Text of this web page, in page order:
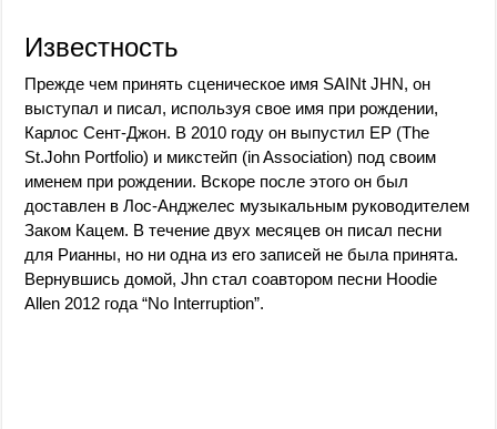
Известность
Прежде чем принять сценическое имя SAINt JHN, он
выступал и писал, используя свое имя при рождении,
Карлос Сент-Джон. В 2010 году он выпустил EP (The
St.John Portfolio) и микстейп (in Association) под своим
именем при рождении. Вскоре после этого он был
доставлен в Лос-Анджелес музыкальным руководителем
Заком Кацем. В течение двух месяцев он писал песни
для Рианны, но ни одна из его записей не была принята.
Вернувшись домой, Jhn стал соавтором песни Hoodie
Allen 2012 года “No Interruption”.